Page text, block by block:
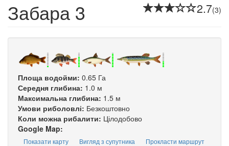
Забара 3 2.7(3)
Площа водойми: 0.65 Га
Середня глибина: 1.0 м
Максимальна глибина: 1.5 м
Умови риболовлі: Безкоштовно
Коли можна рибалити: Цілодобово
Google Map:
Показати карту Вигляд з супутника Прокласти маршрут